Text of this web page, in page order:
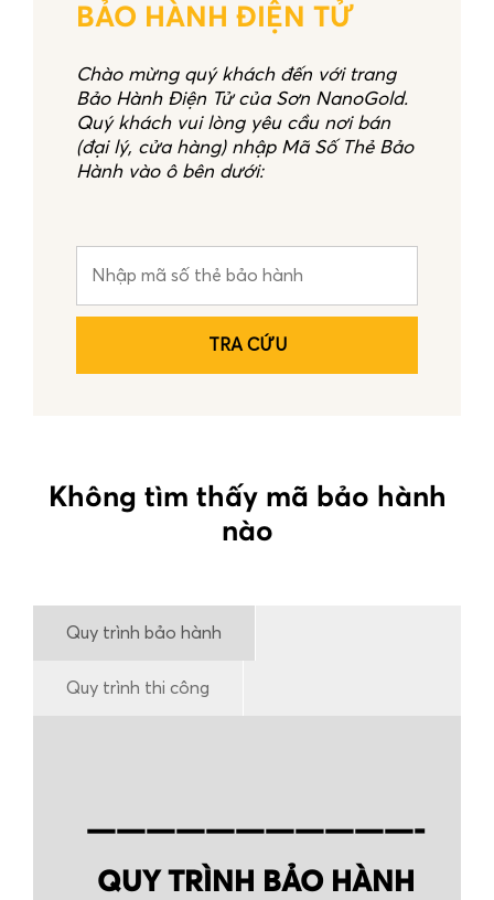
BẢO HÀNH ĐIỆN TỬ
Chào mừng quý khách đến với trang
Bảo Hành Điện Tử của Sơn NanoGold.
Quý khách vui lòng yêu cầu nơi bán
(đại lý, cửa hàng) nhập Mã Số Thẻ Bảo
Hành vào ô bên dưới:
Không tìm thấy mã bảo hành
nào
Quy trình bảo hành
Quy trình thi công
———————————-
QUY TRÌNH BẢO HÀNH